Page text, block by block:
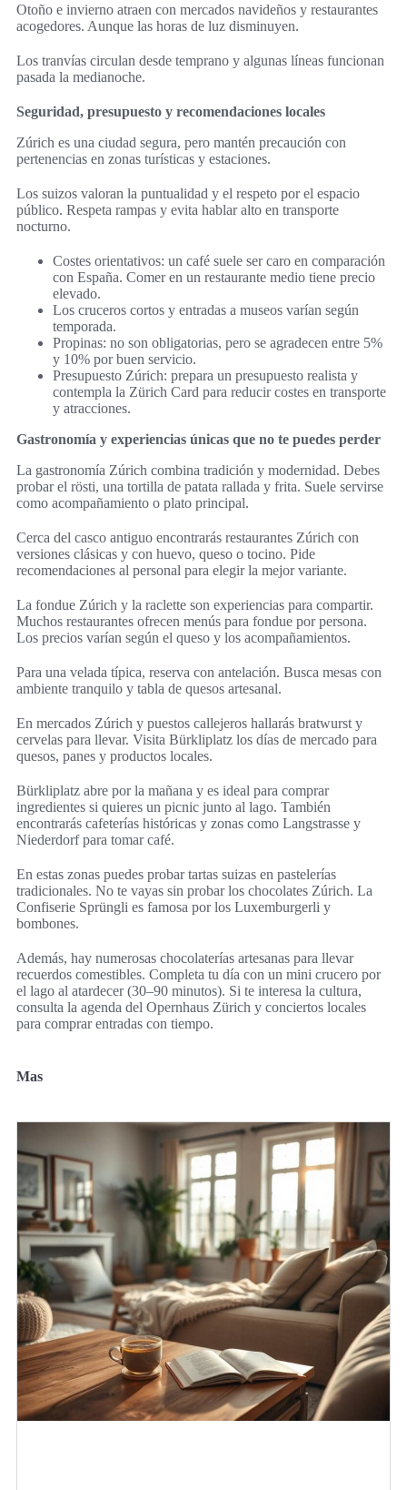
Otoño e invierno atraen con mercados navideños y restaurantes
acogedores. Aunque las horas de luz disminuyen.
Los tranvías circulan desde temprano y algunas líneas funcionan
pasada la medianoche.
Seguridad, presupuesto y recomendaciones locales
Zúrich es una ciudad segura, pero mantén precaución con
pertenencias en zonas turísticas y estaciones.
Los suizos valoran la puntualidad y el respeto por el espacio
público. Respeta rampas y evita hablar alto en transporte
nocturno.
Costes orientativos: un café suele ser caro en comparación
con España. Comer en un restaurante medio tiene precio
elevado.
Los cruceros cortos y entradas a museos varían según
temporada.
Propinas: no son obligatorias, pero se agradecen entre 5%
y 10% por buen servicio.
Presupuesto Zúrich: prepara un presupuesto realista y
contempla la Zürich Card para reducir costes en transporte
y atracciones.
Gastronomía y experiencias únicas que no te puedes perder
La gastronomía Zúrich combina tradición y modernidad. Debes
probar el rösti, una tortilla de patata rallada y frita. Suele servirse
como acompañamiento o plato principal.
Cerca del casco antiguo encontrarás restaurantes Zúrich con
versiones clásicas y con huevo, queso o tocino. Pide
recomendaciones al personal para elegir la mejor variante.
La fondue Zúrich y la raclette son experiencias para compartir.
Muchos restaurantes ofrecen menús para fondue por persona.
Los precios varían según el queso y los acompañamientos.
Para una velada típica, reserva con antelación. Busca mesas con
ambiente tranquilo y tabla de quesos artesanal.
En mercados Zúrich y puestos callejeros hallarás bratwurst y
cervelas para llevar. Visita Bürkliplatz los días de mercado para
quesos, panes y productos locales.
Bürkliplatz abre por la mañana y es ideal para comprar
ingredientes si quieres un picnic junto al lago. También
encontrarás cafeterías históricas y zonas como Langstrasse y
Niederdorf para tomar café.
En estas zonas puedes probar tartas suizas en pastelerías
tradicionales. No te vayas sin probar los chocolates Zúrich. La
Confiserie Sprüngli es famosa por los Luxemburgerli y
bombones.
Además, hay numerosas chocolaterías artesanas para llevar
recuerdos comestibles. Completa tu día con un mini crucero por
el lago al atardecer (30–90 minutos). Si te interesa la cultura,
consulta la agenda del Opernhaus Zürich y conciertos locales
para comprar entradas con tiempo.
Mas